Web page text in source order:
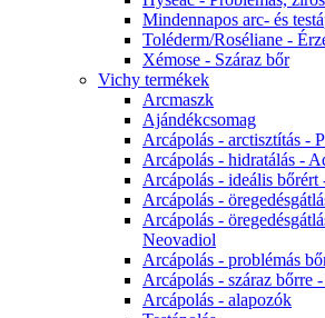
Mindennapos arc- és
Toléderm/Roséliane -
Xémose - Száraz bőr
Vichy termékek
Arcmaszk
Ajándékcsomag
Arcápolás - arctisztítás -
Arcápolás - hidratálás -
Arcápolás - ideális bőrért
Arcápolás -
Arcápolás -
Neovadiol
Arcápolás - problémás
Arcápolás - száraz bőrre
Arcápolás - alapozók